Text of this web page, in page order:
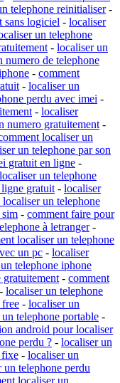
telephone reinitialiser-
sans logiciel - localiser
un telephone
- localiser un
numero de telephone
- comment
- localiser un
perdu avec imei -
- localiser
numero gratuitement -
localiser un
un telephone par son
gratuit en ligne -
localiser un telephone
gratuit - localiser
localiser un telephone
sim - comment faire pour
à letranger-
localiser un telephone
un pc - localiser
telephone iphone
gratuitement - comment
- localiser un telephone
- localiser un
telephone portable -
android pour localiser
perdu ? - localiser un
fixe - localiser un
telephone perdu
localiser un